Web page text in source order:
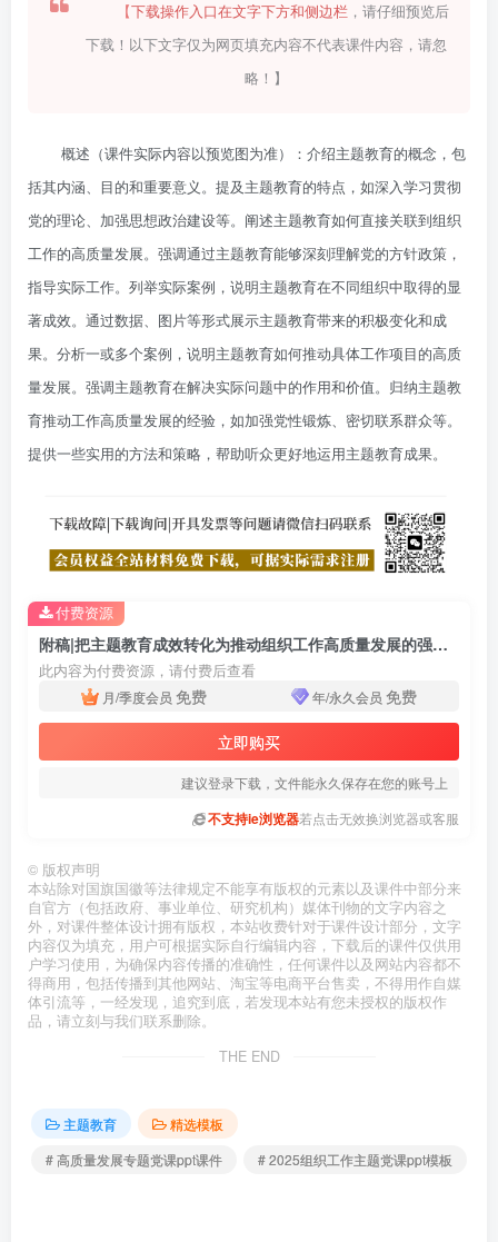
【下载操作入口在文字下方和侧边栏，请仔细预览后
下载！以下文字仅为网页填充内容不代表课件内容，请忽
略！】
概述（课件实际内容以预览图为准）：介绍主题教育的概念，包
括其内涵、目的和重要意义。提及主题教育的特点，如深入学习贯彻
党的理论、加强思想政治建设等。阐述主题教育如何直接关联到组织
工作的高质量发展。强调通过主题教育能够深刻理解党的方针政策，
指导实际工作。列举实际案例，说明主题教育在不同组织中取得的显
著成效。通过数据、图片等形式展示主题教育带来的积极变化和成
果。分析一或多个案例，说明主题教育如何推动具体工作项目的高质
量发展。强调主题教育在解决实际问题中的作用和价值。归纳主题教
育推动工作高质量发展的经验，如加强党性锻炼、密切联系群众等。
提供一些实用的方法和策略，帮助听众更好地运用主题教育成果。
附稿|把主题教育成效转化为推动组织工作高质量发展的强大动力专题党课课件ppt
此内容为付费资源，请付费后查看
月/季度会员 免费 年/永久会员 免费
立即购买
建议登录下载，文件能永久保存在您的账号上
不支持ie浏览器若点击无效换浏览器或客服
付费资源
© 版权声明
本站除对国旗国徽等法律规定不能享有版权的元素以及课件中部分来
自官方（包括政府、事业单位、研究机构）媒体刊物的文字内容之
外，对课件整体设计拥有版权，本站收费针对于课件设计部分，文字
内容仅为填充，用户可根据实际自行编辑内容，下载后的课件仅供用
户学习使用，为确保内容传播的准确性，任何课件以及网站内容都不
得商用，包括传播到其他网站、淘宝等电商平台售卖，不得用作自媒
体引流等，一经发现，追究到底，若发现本站有您未授权的版权作
品，请立刻与我们联系删除。
THE END
主题教育
精选模板
# 高质量发展专题党课ppt课件
# 2025组织工作主题党课ppt模板